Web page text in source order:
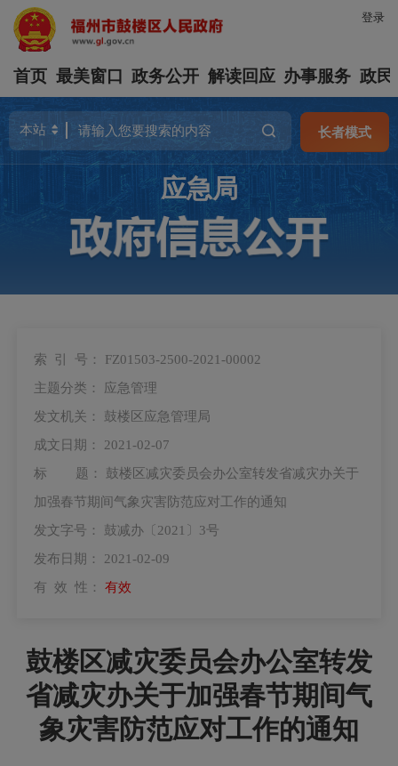
登录
首页 最美窗口 政务公开 解读回应 办事服务 政民
长者模式
应急局
索 引 号： FZ01503-2500-2021-00002
主题分类： 应急管理
发文机关： 鼓楼区应急管理局
成文日期： 2021-02-07
标 题： 鼓楼区减灾委员会办公室转发省减灾办关于
加强春节期间气象灾害防范应对工作的通知
发文字号： 鼓减办〔2021〕3号
发布日期： 2021-02-09
有 效 性： 有效
鼓楼区减灾委员会办公室转发
省减灾办关于加强春节期间气
象灾害防范应对工作的通知